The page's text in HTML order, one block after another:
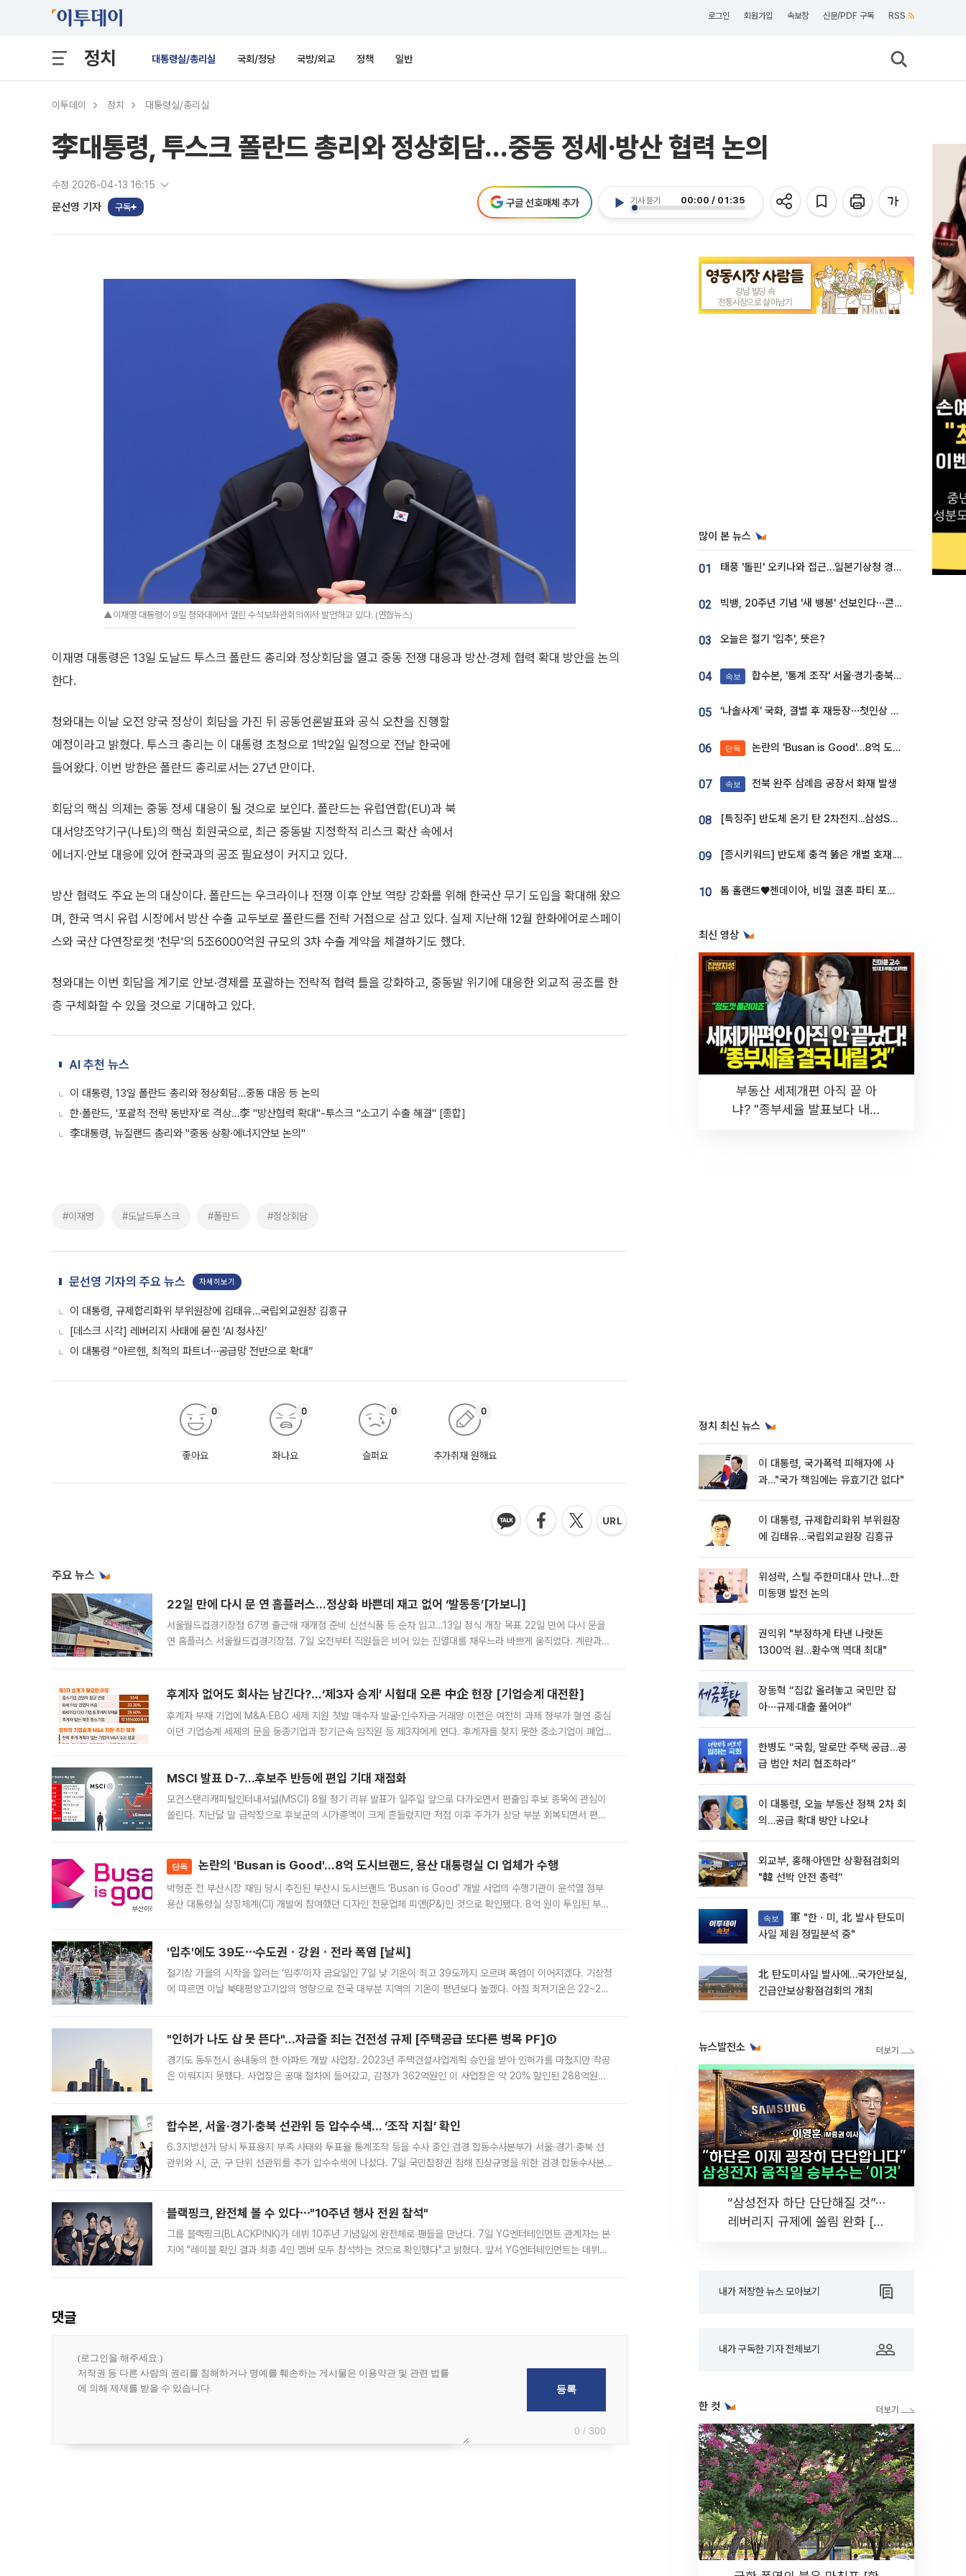
로그인 회원가입 속보창 신문/PDF 구독 RSS
정치 대통령실/총리실 국회/정당 국방/외교 정책 일반
이투데이 정치 대통령실/총리실
李대통령, 투스크 폴란드 총리와 정상회담…중동 정세·방산 협력 논의
수정 2026-04-13 16:15
문선영 기자 구독
기사 듣기 00:00 / 01:35
구글 선호매체 추가
▲이재명 대통령이 9일 청와대에서 열린 수석보좌관회의에서 발언하고 있다. (연합뉴스)
이재명 대통령은 13일 도날드 투스크 폴란드 총리와 정상회담을 열고 중동 전쟁 대응과 방산·경제 협력 확대 방안을 논의
한다.
청와대는 이날 오전 양국 정상이 회담을 가진 뒤 공동언론발표와 공식 오찬을 진행할
예정이라고 밝혔다. 투스크 총리는 이 대통령 초청으로 1박2일 일정으로 전날 한국에
들어왔다. 이번 방한은 폴란드 총리로서는 27년 만이다.
회담의 핵심 의제는 중동 정세 대응이 될 것으로 보인다. 폴란드는 유럽연합(EU)과 북
대서양조약기구(나토)의 핵심 회원국으로, 최근 중동발 지정학적 리스크 확산 속에서
에너지·안보 대응에 있어 한국과의 공조 필요성이 커지고 있다.
방산 협력도 주요 논의 대상이다. 폴란드는 우크라이나 전쟁 이후 안보 역량 강화를 위해 한국산 무기 도입을 확대해 왔으
며, 한국 역시 유럽 시장에서 방산 수출 교두보로 폴란드를 전략 거점으로 삼고 있다. 실제 지난해 12월 한화에어로스페이
스와 국산 다연장로켓 '천무'의 5조6000억원 규모의 3차 수출 계약을 체결하기도 했다.
청와대는 이번 회담을 계기로 안보·경제를 포괄하는 전략적 협력 틀을 강화하고, 중동발 위기에 대응한 외교적 공조를 한
층 구체화할 수 있을 것으로 기대하고 있다.
AI 추천 뉴스
이 대통령, 13일 폴란드 총리와 정상회담…중동 대응 등 논의
한·폴란드, '포괄적 전략 동반자'로 격상…李 "방산협력 확대"-투스크 "소고기 수출 해결" [종합]
李대통령, 뉴질랜드 총리와 "중동 상황·에너지안보 논의"
#이재명 #도날드투스크 #폴란드 #정상회담
문선영 기자의 주요 뉴스 자세히보기
이 대통령, 규제합리화위 부위원장에 김태유…국립외교원장 김흥규
[데스크 시각] 레버리지 사태에 묻힌 ‘AI 청사진’
이 대통령 “아르헨, 최적의 파트너⋯공급망 전반으로 확대”
좋아요
0
화나요
0
슬퍼요
0
추가취재 원해요
0
주요 뉴스
22일 만에 다시 문 연 홈플러스…정상화 바쁜데 재고 없어 ‘발동동’[가보니]
서울월드컵경기장점 67명 출근해 재개점 준비 신선식품 등 순차 입고…13일 정식 개장 목표 22일 만에 다시 문을
연 홈플러스 서울월드컵경기장점. 7일 오전부터 직원들은 비어 있는 진열대를 채우느라 바쁘게 움직였다. 계란과
후계자 없어도 회사는 남긴다?…‘제3자 승계’ 시험대 오른 中企 현장 [기업승계 대전환]
후계자 부재 기업에 M&A·EBO 세제 지원 첫발 매수자 발굴·인수자금·거래망 이전은 여전히 과제 정부가 혈연 중심
이던 기업승계 세제의 문을 동종기업과 장기근속 임직원 등 제3자에게 연다. 후계자를 찾지 못한 중소기업이 폐업
MSCI 발표 D-7…후보주 반등에 편입 기대 재점화
모건스탠리캐피털인터내셔널(MSCI) 8월 정기 리뷰 발표가 일주일 앞으로 다가오면서 편출입 후보 종목에 관심이
쏠린다. 지난달 말 급락장으로 후보군의 시가총액이 크게 흔들렸지만 저점 이후 주가가 상당 부분 회복되면서 편입
단독 논란의 'Busan is Good'…8억 도시브랜드, 용산 대통령실 CI 업체가 수행
박형준 전 부산시장 재임 당시 추진된 부산시 도시브랜드 ‘Busan is Good’ 개발 사업의 수행기관이 윤석열 정부
용산 대통령실 상징체계(CI) 개발에 참여했던 디자인 전문업체 피앤(P&)인 것으로 확인됐다. 8억 원이 투입된 부산
'입추'에도 39도⋯수도권ㆍ강원ㆍ전라 폭염 [날씨]
절기상 가을의 시작을 알리는 ‘입추’이자 금요일인 7일 낮 기온이 최고 39도까지 오르며 폭염이 이어지겠다. 기상청
에 따르면 이날 북태평양고기압의 영향으로 전국 대부분 지역의 기온이 평년보다 높겠다. 아침 최저기온은 22~27
"인허가 나도 삽 못 뜬다"…자금줄 죄는 건전성 규제 [주택공급 또다른 병목 PF]①
경기도 동두천시 송내동의 한 아파트 개발 사업장. 2023년 주택건설사업계획 승인을 받아 인허가를 마쳤지만 착공
은 이뤄지지 못했다. 사업장은 공매 절차에 들어갔고, 감정가 362억원인 이 사업장은 약 20% 할인된 288억원에
합수본, 서울·경기·충북 선관위 등 압수수색… ‘조작 지침’ 확인
6.3지방선거 당시 투표용지 부족 사태와 투표율 통계조작 등을 수사 중인 검경 합동수사본부가 서울·경기·충북 선
관위와 시, 군, 구 단위 선관위를 추가 압수수색에 나섰다. 7일 국민참정권 침해 진상규명을 위한 검경 합동수사본
블랙핑크, 완전체 볼 수 있다⋯"10주년 행사 전원 참석"
그룹 블랙핑크(BLACKPINK)가 데뷔 10주년 기념일에 완전체로 팬들을 만난다. 7일 YG엔터테인먼트 관계자는 본
지에 "레이블 확인 결과 최종 4인 멤버 모두 참석하는 것으로 확인했다"고 밝혔다. 앞서 YG엔터테인먼트는 데뷔
댓글
0 / 300
많이 본 뉴스
01 태풍 '돌핀' 오키나와 접근…일본기상청 경로 업데이트
02 빅뱅, 20주년 기념 '새 뱅봉' 선보인다⋯콘서트 앞두고 팝업 개최
03 오늘은 절기 '입추', 뜻은?
04 속보 합수본, '통계 조작' 서울·경기·충북 선관위 등 추가 압수수색
05 ‘나솔사계’ 국화, 결별 후 재등장⋯첫인상 투표 휩쓸고 ‘인기녀’ 등극
06 단독 논란의 'Busan is Good'…8억 도시브랜드, 용산 대통령실 CI 업체가 수행
07 속보 전북 완주 삼례읍 공장서 화재 발생
08 [특징주] 반도체 온기 탄 2차전지...삼성SDI, 장 초반 7% 넘게 껑충
09 [증시키워드] 반도체 충격 뚫은 개별 호재...포스코퓨처엠·에코프로·한화솔루션 '눈길'
10 톰 홀랜드♥젠데이아, 비밀 결혼 파티 포착⋯호텔 대관비만 9억
최신 영상
부동산 세제개편 아직 끝 아
냐? "종부세율 발표보다 내릴
정치 최신 뉴스
이 대통령, 국가폭력 피해자에 사
과…"국가 책임에는 유효기간 없다"
이 대통령, 규제합리화위 부위원장
에 김태유…국립외교원장 김흥규
위성락, 스틸 주한미대사 만나…한
미동맹 발전 논의
권익위 "부정하게 타낸 나랏돈
1300억 원…환수액 역대 최대"
장동혁 “집값 올려놓고 국민만 잡
아⋯규제·대출 풀어야”
한병도 “국힘, 말로만 주택 공급…공
급 법안 처리 협조하라”
이 대통령, 오늘 부동산 정책 2차 회
의…공급 확대 방안 나오나
외교부, 홍해·아덴만 상황점검회의
"韓 선박 안전 총력“
속보
사일 제원 정밀분석 중"
北 탄도미사일 발사에…국가안보실,
긴급안보상황점검회의 개최
뉴스발전소
“삼성전자 하단 단단해질 것”⋯
레버리지 규제에 쏠림 완화 [찐
내가 저장한 뉴스 모아보기
내가 구독한 기자 전체보기
한 컷